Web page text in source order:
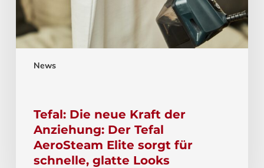
News
Tefal: Die neue Kraft der
Anziehung: Der Tefal
AeroSteam Elite sorgt für
schnelle, glatte Looks